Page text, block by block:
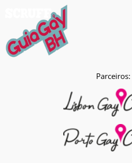
Parceiros: